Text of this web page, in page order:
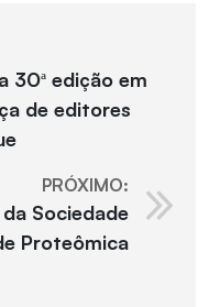
30ª edição em
de editores
PRÓXIMO:
Sociedade
Proteômica